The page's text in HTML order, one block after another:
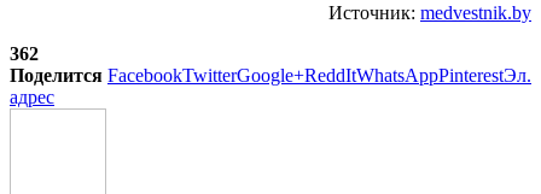
Источник: medvestnik.by
362
Поделится FacebookTwitterGoogle+ReddItWhatsAppPinterestЭл.
адрес